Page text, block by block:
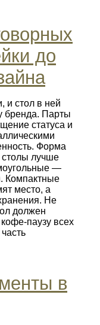
до
и стол в ней
бренда. Парты
статуса и
Форма
столы лучше
—
Компактные
место, а
Не
должен
паузу всех
в